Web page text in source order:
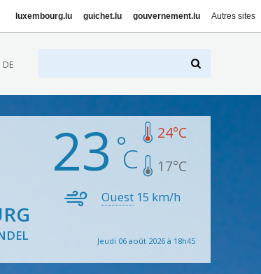
luxembourg.lu guichet.lu gouvernement.lu Autres sites
DE
23 24°C
17°C
Ouest 15 km/h
Jeudi 06 août 2026 à 18h45